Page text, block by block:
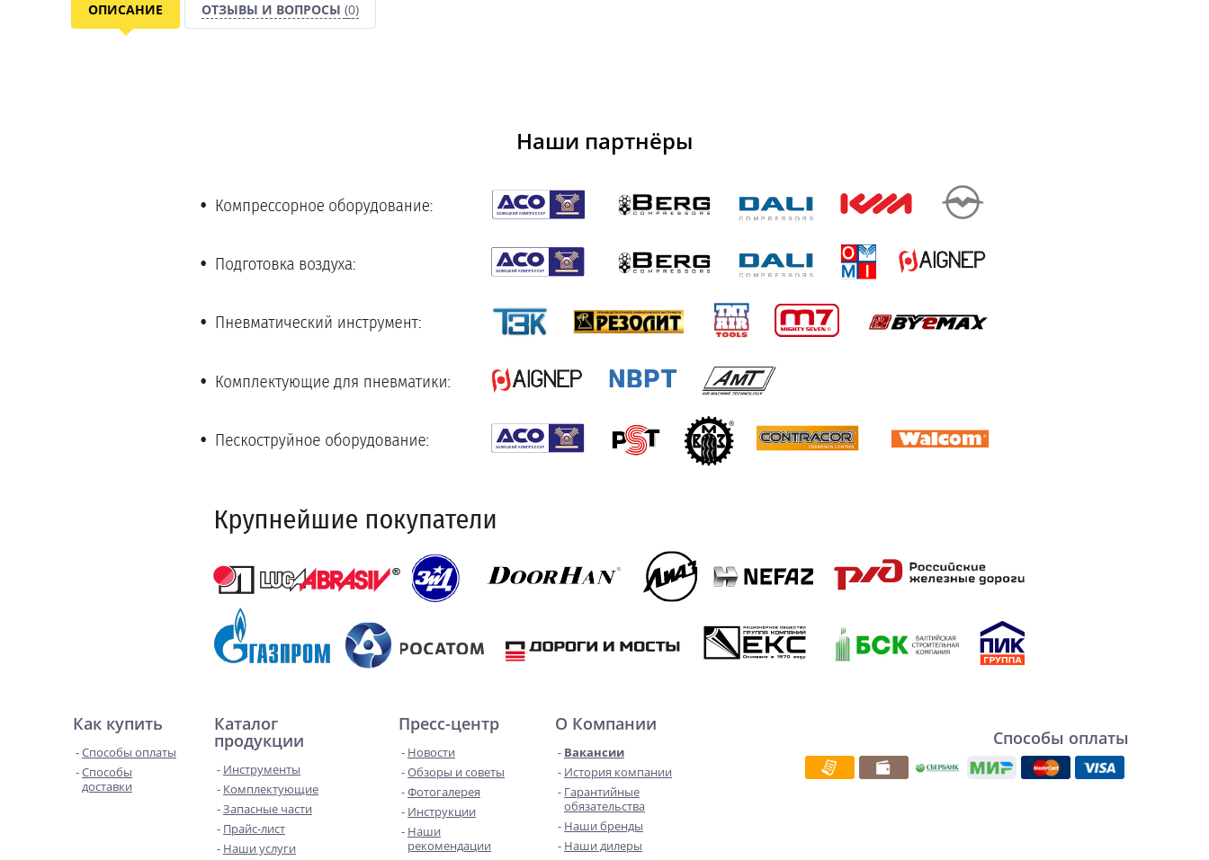
ОПИСАНИЕ ОТЗЫВЫ И ВОПРОСЫ (0)
Наши партнёры
Как купить
Способы оплаты
Способы
доставки
Каталог
продукции
Инструменты
Комплектующие
Запасные части
Прайс-лист
Наши услуги
Пресс-центр
Новости
Обзоры и советы
Фотогалерея
Инструкции
Наши
рекомендации
О Компании
Вакансии
История компании
Гарантийные
обязательства
Наши бренды
Наши дилеры
Способы оплаты